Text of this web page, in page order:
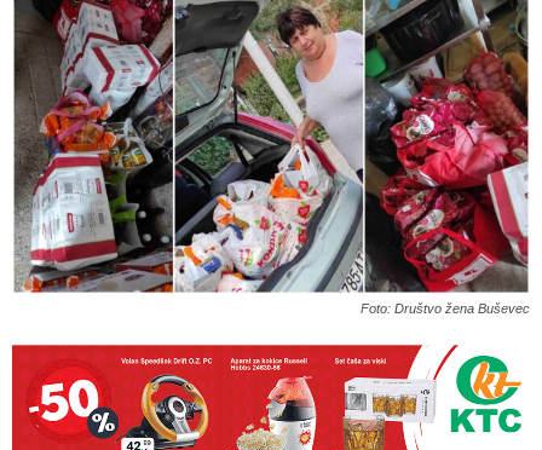
Foto: Društvo žena Buševec